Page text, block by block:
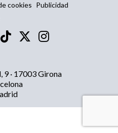
cookies Publicidad
· 17003 Girona